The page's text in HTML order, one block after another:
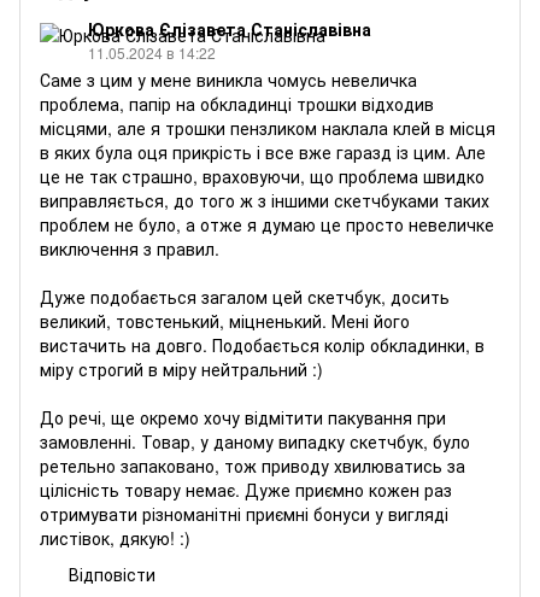
Юркова Єлізавета Станіславівна
11.05.2024 в 14:22
Саме з цим у мене виникла чомусь невеличка
проблема, папір на обкладинці трошки відходив
місцями, але я трошки пензликом наклала клей в місця
в яких була оця прикрість і все вже гаразд із цим. Але
це не так страшно, враховуючи, що проблема швидко
виправляється, до того ж з іншими скетчбуками таких
проблем не було, а отже я думаю це просто невеличке
виключення з правил.
Дуже подобається загалом цей скетчбук, досить
великий, товстенький, міцненький. Мені його
вистачить на довго. Подобається колір обкладинки, в
міру строгий в міру нейтральний :)
До речі, ще окремо хочу відмітити пакування при
замовленні. Товар, у даному випадку скетчбук, було
ретельно запаковано, тож приводу хвилюватись за
цілісність товару немає. Дуже приємно кожен раз
отримувати різноманітні приємні бонуси у вигляді
листівок, дякую! :)
Відповісти